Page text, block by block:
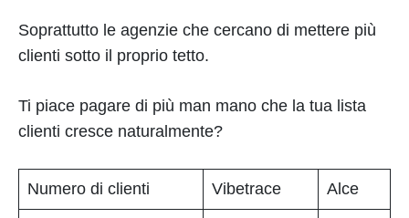
Soprattutto le agenzie che cercano di mettere più
clienti sotto il proprio tetto.
Ti piace pagare di più man mano che la tua lista
clienti cresce naturalmente?
Numero di clienti Vibetrace Alce